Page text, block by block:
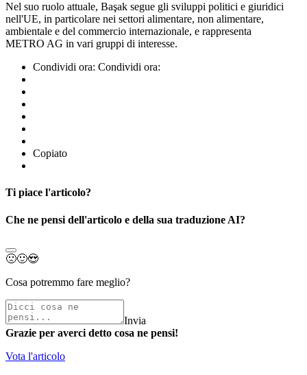
Nel suo ruolo attuale, Başak segue gli sviluppi politici e giuridici
nell'UE, in particolare nei settori alimentare, non alimentare,
ambientale e del commercio internazionale, e rappresenta
METRO AG in vari gruppi di interesse.
Condividi ora: Condividi ora:
Copiato
Ti piace l'articolo?
Che ne pensi dell'articolo e della sua traduzione AI?
🙁🙂😍
Cosa potremmo fare meglio?
Invia
Grazie per averci detto cosa ne pensi!
Vota l'articolo